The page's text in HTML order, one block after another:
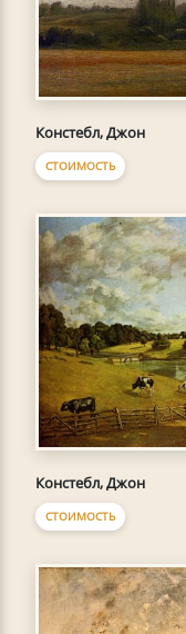
Констебл, Джон
СТОИМОСТЬ
Констебл, Джон
СТОИМОСТЬ